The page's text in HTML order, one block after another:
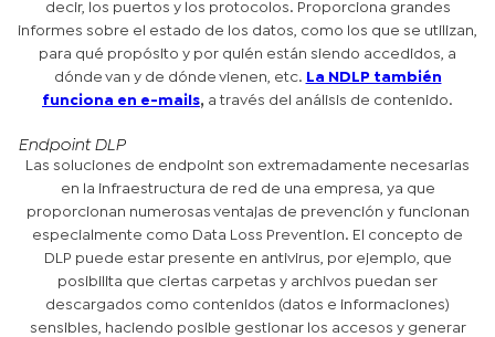
decir, los puertos y los protocolos. Proporciona grandes
informes sobre el estado de los datos, como los que se utilizan,
para qué propósito y por quién están siendo accedidos, a
dónde van y de dónde vienen, etc. La NDLP también
funciona en e-mails, a través del análisis de contenido.
Endpoint DLP
Las soluciones de endpoint son extremadamente necesarias
en la infraestructura de red de una empresa, ya que
proporcionan numerosas ventajas de prevención y funcionan
especialmente como Data Loss Prevention. El concepto de
DLP puede estar presente en antivirus, por ejemplo, que
posibilita que ciertas carpetas y archivos puedan ser
descargados como contenidos (datos e informaciones)
sensibles, haciendo posible gestionar los accesos y generar